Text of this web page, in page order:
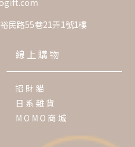
民路55巷21弄1號1樓
線上購物
招財貓
日系雜貨
MOMO商城